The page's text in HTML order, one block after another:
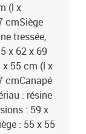
(l x
cmSiège
tressée,
x 62 x 69
x 55 cm (l x
cmCanapé
: résine
: 59 x
: 55 x 55